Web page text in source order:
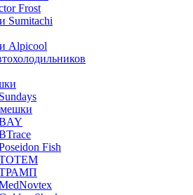
Frost
Sumitachi
Alpicool
Fish
ТОТЕМ
ТРАМП